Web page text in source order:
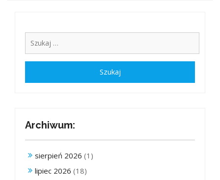
Archiwum:
sierpień 2026 (1)
lipiec 2026 (18)